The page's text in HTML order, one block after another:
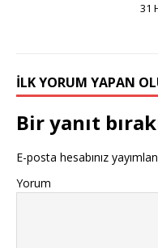
31
İLK YORUM YAPAN
Bir yanıt
E-posta hesabınız
Yorum